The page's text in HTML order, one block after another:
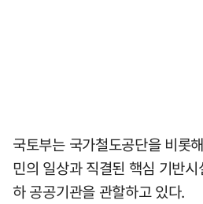
국토부는 국가철도공단을 비롯
민의 일상과 직결된 핵심 기반
하 공공기관을 관할하고 있다.